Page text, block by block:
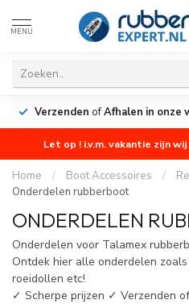
MENU
Verzenden ofAfhalen in onze
Let op ! i.v.m. vakantie zijn
Home / Boot Accessoires /
Onderdelen rubberboot
ONDERDELEN
Onderdelen voor Talamex
Ontdek hier alle onderdelen
roeidollen etc!
✓ Scherpe prijzen ✓ Verzenden